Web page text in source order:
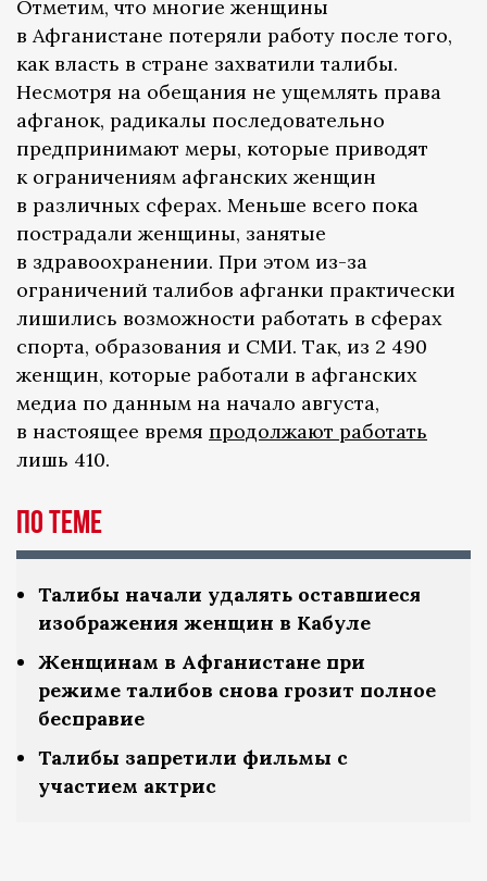
Отметим, что многие женщины
в Афганистане потеряли работу после того,
как власть в стране захватили талибы.
Несмотря на обещания не ущемлять права
афганок, радикалы последовательно
предпринимают меры, которые приводят
к ограничениям афганских женщин
в различных сферах. Меньше всего пока
пострадали женщины, занятые
в здравоохранении. При этом из-за
ограничений талибов афганки практически
лишились возможности работать в сферах
спорта, образования и СМИ. Так, из 2 490
женщин, которые работали в афганских
медиа по данным на начало августа,
в настоящее время продолжают работать
лишь 410.
По теме
Талибы начали удалять оставшиеся
изображения женщин в Кабуле
Женщинам в Афганистане при
режиме талибов снова грозит полное
бесправие
Талибы запретили фильмы с
участием актрис